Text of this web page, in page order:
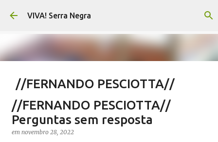
Pular para o conteúdo principal
VIVA! Serra Negra
//FERNANDO PESCIOTTA//
Encurtando caminho
em
NOTÍCIAS SERRA NEGRA VIVA! SERRA NEGRA
//FERNANDO PESCIOTTA//
Perguntas sem resposta
em novembro 28, 2022